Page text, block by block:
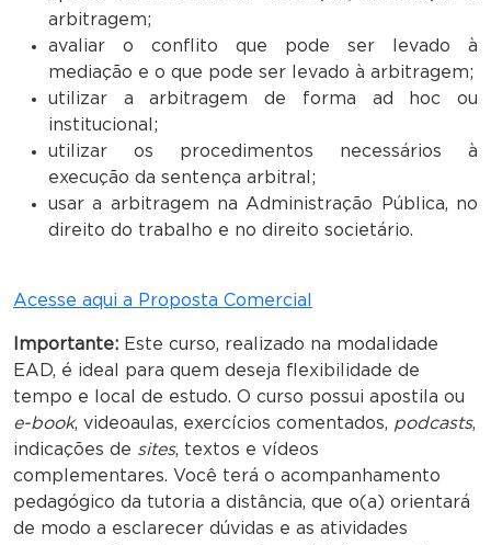
arbitragem;
avaliar o conflito que pode ser levado à
mediação e o que pode ser levado à arbitragem;
utilizar a arbitragem de forma ad hoc ou
institucional;
utilizar os procedimentos necessários à
execução da sentença arbitral;
usar a arbitragem na Administração Pública, no
direito do trabalho e no direito societário.
Acesse aqui a Proposta Comercial
Importante: Este curso, realizado na modalidade
EAD, é ideal para quem deseja flexibilidade de
tempo e local de estudo. O curso possui apostila ou
e-book, videoaulas, exercícios comentados, podcasts,
indicações de sites, textos e vídeos
complementares. Você terá o acompanhamento
pedagógico da tutoria a distância, que o(a) orientará
de modo a esclarecer dúvidas e as atividades